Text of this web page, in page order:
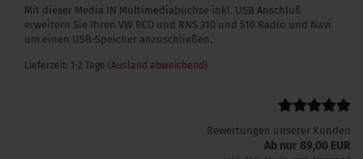
Mit dieser Media IN Multimediabuchse inkl. USB Anschluß
erweitern Sie Ihren VW RCD und RNS 310 und 510 Radio und Navi
um einen USB-Speicher anzuschließen.
Lieferzeit: 1-2 Tage (Ausland abweichend)
Bewertungen unserer Kunden
Ab nur 89,00 EUR